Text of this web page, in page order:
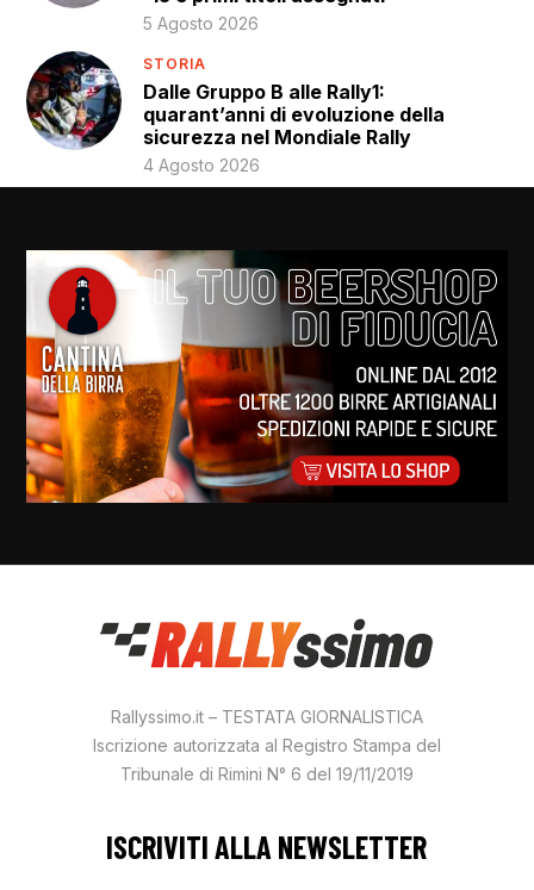
5 Agosto 2026
STORIA
Dalle Gruppo B alle Rally1:
quarant’anni di evoluzione della
sicurezza nel Mondiale Rally
4 Agosto 2026
Rallyssimo.it – TESTATA GIORNALISTICA
Iscrizione autorizzata al Registro Stampa del
Tribunale di Rimini N° 6 del 19/11/2019
ISCRIVITI ALLA NEWSLETTER